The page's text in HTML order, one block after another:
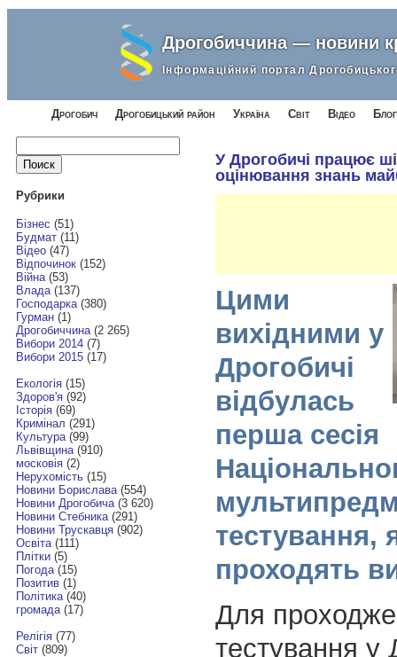
Дрогобиччина — новини
Інформаційний портал
Дрогобич Дрогобицький район Україна Світ Відео
Найти:
Рубрики
Бізнес (51)
Будмат(11)
Відео(47)
Відпочинок(152)
Війна(53)
Влада(137)
Господарка(380)
Гурман(1)
Дрогобиччина(2 265)
Вибори 2014(7)
Вибори 2015(17)
Екологія(15)
Здоров'я(92)
Історія(69)
Кримінал (291)
Культура(99)
Львівщина(910)
московія(2)
Нерухомість(15)
Новини Борислава(554)
Новини Дрогобича(3 620)
Новини Стебника(291)
Новини Трускавця(902)
Освіта(111)
Плітки(5)
Погода(15)
Позитив(1)
Політика(40)
громада(17)
Релігія(77)
Світ(809)
У Дрогобичі працює
оцінювання знань
Цими
вихідними у
Дрогобичі
відбулась
перша сесія
тестування,
проходять
Для
тестування у